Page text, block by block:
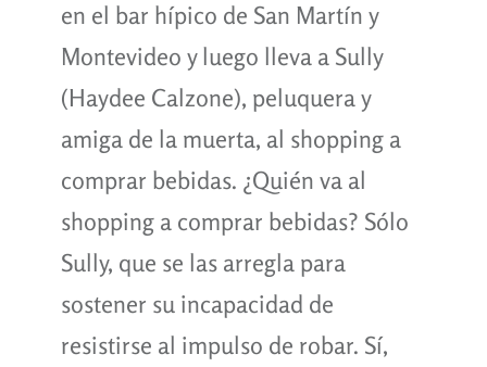
en el bar hípico de San Martín y
Montevideo y luego lleva a Sully
(Haydee Calzone), peluquera y
amiga de la muerta, al shopping a
comprar bebidas. ¿Quién va al
shopping a comprar bebidas? Sólo
Sully, que se las arregla para
sostener su incapacidad de
resistirse al impulso de robar. Sí,